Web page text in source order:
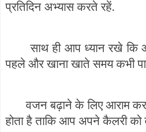
प्रतिदिन अभ्यास करते रहें.
साथ ही आप ध्यान रखे कि
पहले और खाना खाते समय कभी
वजन बढ़ाने के लिए आराम
होता है ताकि आप अपने कैलरी